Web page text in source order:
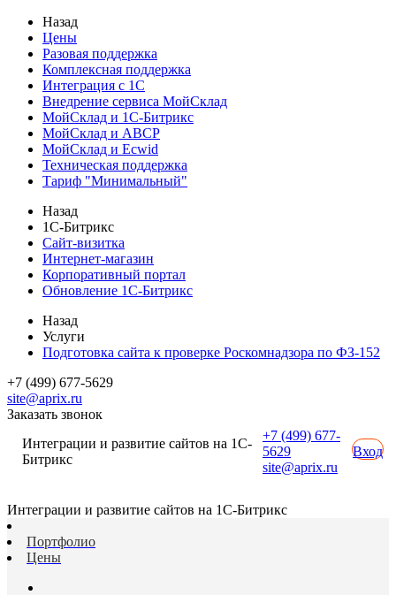
Назад
Цены
Разовая поддержка
Комплексная поддержка
Интеграция с 1С
Внедрение сервиса МойСклад
МойСклад и 1С-Битрикс
МойСклад и ABCP
МойСклад и Ecwid
Техническая поддержка
Тариф "Минимальный"
Назад
1С-Битрикс
Сайт-визитка
Интернет-магазин
Корпоративный портал
Обновление 1С-Битрикс
Назад
Услуги
Подготовка сайта к проверке Роскомнадзора по ФЗ-152
+7 (499) 677-5629
site@aprix.ru
Заказать звонок
Интеграции и развитие сайтов на 1С-
Битрикс
+7 (499) 677-
5629
site@aprix.ru
Вход
Интеграции и развитие сайтов на 1С-Битрикс
Портфолио
Цены